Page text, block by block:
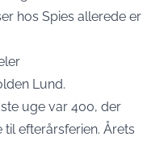
hos Spies allerede er
Lund.
uge var 400, der
efterårsferien. Årets